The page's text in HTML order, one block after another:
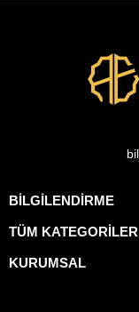
BİLGİLENDİRME
TÜM KATEGORİLER
KURUMSAL